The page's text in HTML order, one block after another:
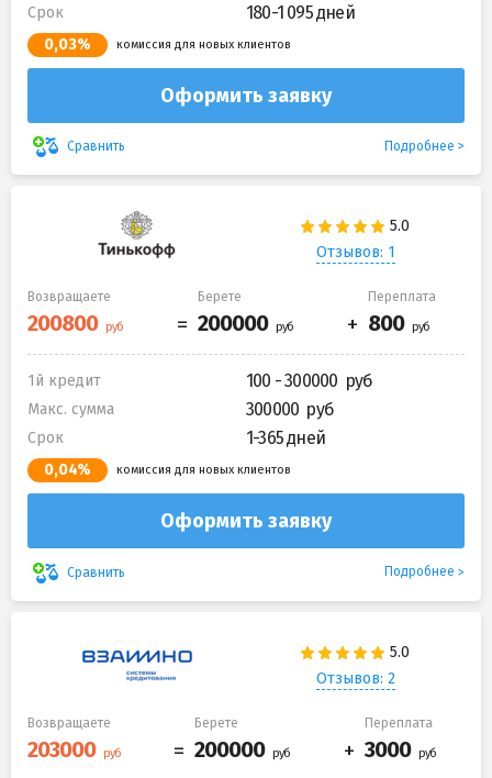
Срок 180-1 095 дней
0,03% комиссия для новых клиентов
Оформить заявку
Сравнить Подробнее
Отзывов: 1
Возвращаете Берете Переплата
1й кредит 100 - 300000
Макс. сумма 300000
Срок 1-365 дней
0,04% комиссия для новых клиентов
Оформить заявку
Сравнить Подробнее
Отзывов: 2
Возвращаете Берете Переплата